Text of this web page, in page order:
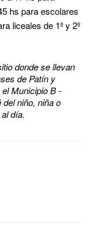
hs para escolares
liceales de 1º y 2º
donde se llevan
de Patín y
Municipio B -
niño, niña o
día.